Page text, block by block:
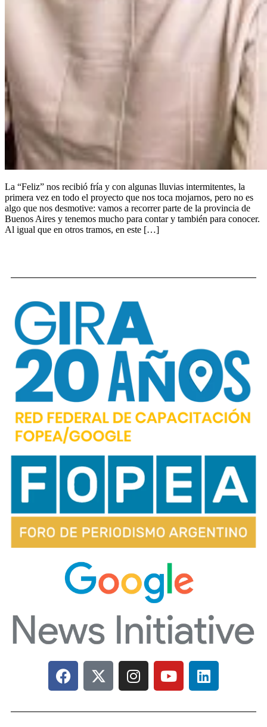
La “Feliz” nos recibió fría y con algunas lluvias intermitentes, la
primera vez en todo el proyecto que nos toca mojarnos, pero no es
algo que nos desmotive: vamos a recorrer parte de la provincia de
Buenos Aires y tenemos mucho para contar y también para conocer.
Al igual que en otros tramos, en este […]